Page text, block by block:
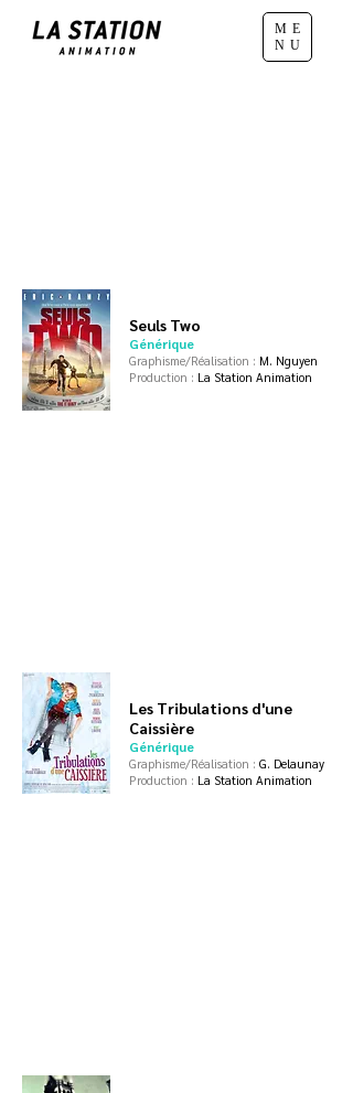
ME
NU
Seuls Two
Générique
Graphisme/Réalisation : M. Nguyen
Production : La Station Animation
Les Tribulations d'une
Caissière
Générique
Graphisme/Réalisation : G. Delaunay
Production : La Station Animation